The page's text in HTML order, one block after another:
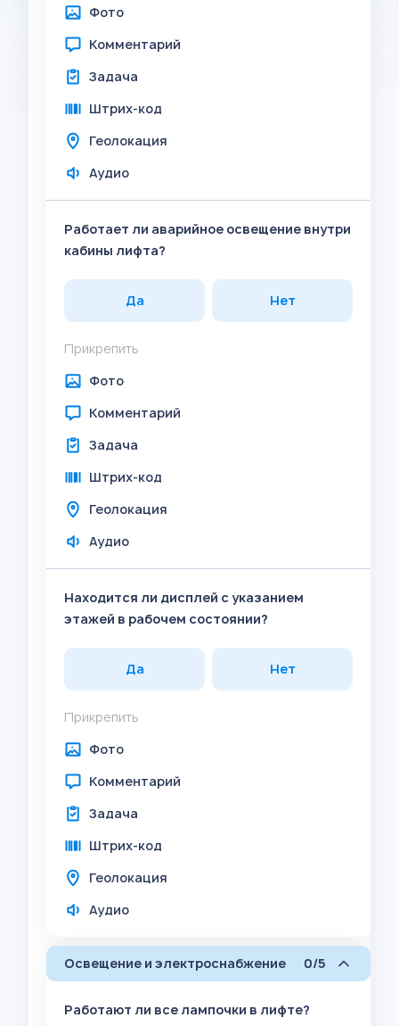
Фото
Комментарий
Задача
Штрих-код
Геолокация
Аудио
Работает ли аварийное освещение внутри
кабины лифта?
Да Нет
Прикрепить
Фото
Комментарий
Задача
Штрих-код
Геолокация
Аудио
Находится ли дисплей с указанием
этажей в рабочем состоянии?
Да Нет
Прикрепить
Фото
Комментарий
Задача
Штрих-код
Геолокация
Аудио
Освещение и электроснабжение 0/5
Работают ли все лампочки в лифте?